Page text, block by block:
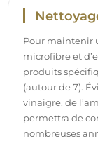
Pour maintenir
microfibre et
produits
(autour de 7).
vinaigre, de
permettra de
nombreuses